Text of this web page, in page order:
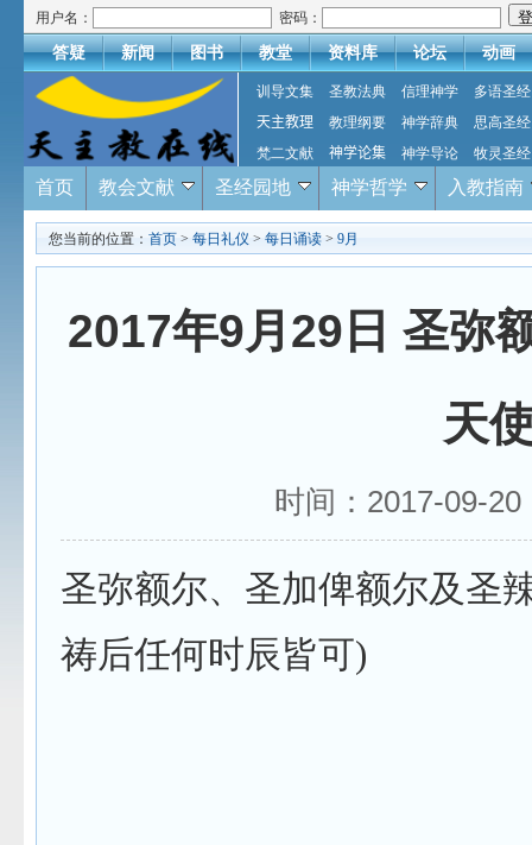
用户名： 密码：
答疑 新闻 图书 教堂 资料库 论坛 动画
训导文集 圣教法典 信理神学
多语圣经
天主教理
教理纲要 神学辞典
思高圣经
梵二文献
神学论集 神学导论 牧灵圣经
首页 教会文献 圣经园地 神学哲学 入教指南
您当前的位置： 首页 > 每日礼仪 > 每日诵读 > 9月
2017年9月29日 圣弥
天
时间：2017-09-
圣弥额尔、圣加俾额尔及圣
祷后任何时辰皆可)